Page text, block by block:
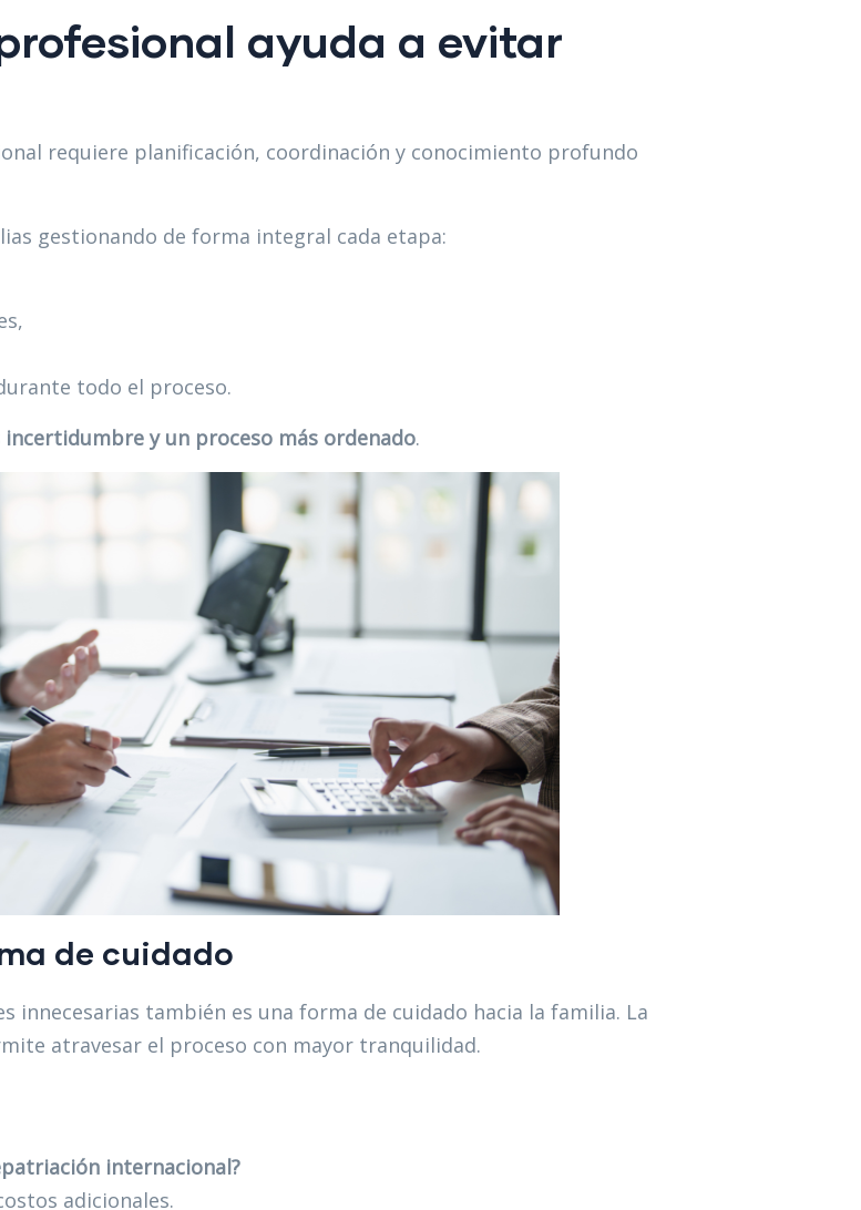
ayuda a evitar
requiere planificación, coordinación y conocimiento profundo
gestionando de forma integral cada etapa:
todo el proceso.
y un proceso más ordenado.
de cuidado
innecesarias también es una forma de cuidado hacia la familia. La
atravesar el proceso con mayor tranquilidad.
internacional?
adicionales.